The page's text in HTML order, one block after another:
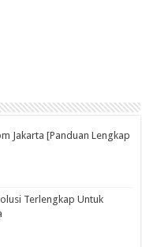
Jakarta [Panduan Lengkap
Terlengkap Untuk